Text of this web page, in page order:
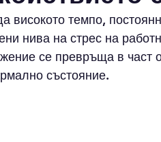
високото темпо,
нива на стрес на
се превръща в част
състояние.